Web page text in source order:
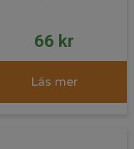
66 kr
Läs mer